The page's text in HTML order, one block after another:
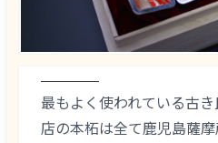
最もよく使われている古
店の本柘は全て鹿児島薩摩